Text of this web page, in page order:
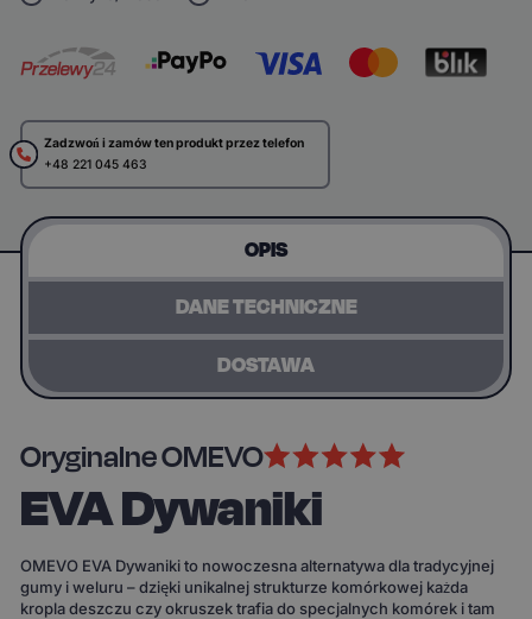
Zadzwoń i zamów ten produkt przez telefon
+48 221 045 463
OPIS
DANE TECHNICZNE
DOSTAWA
Oryginalne OMEVO
EVA Dywaniki
OMEVO EVA Dywaniki to nowoczesna alternatywa dla tradycyjnej
gumy i weluru – dzięki unikalnej strukturze komórkowej każda
kropla deszczu czy okruszek trafia do specjalnych komórek i tam